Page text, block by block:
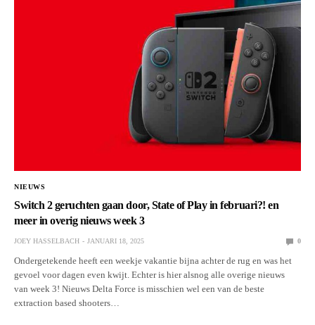
NIEUWS
Switch 2 geruchten gaan door, State of Play in februari?! en
meer in overig nieuws week 3
JOEY HASSELBACH JANUARI 18, 2025 0
Ondergetekende heeft een weekje vakantie bijna achter de rug en was het
gevoel voor dagen even kwijt. Echter is hier alsnog alle overige nieuws
van week 3! Nieuws Delta Force is misschien wel een van de beste
extraction based shooters…